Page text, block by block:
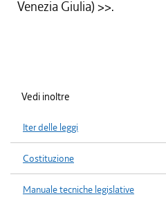
Venezia Giulia) >>.
Vedi inoltre
Iter delle leggi
Costituzione
Manuale tecniche legislative